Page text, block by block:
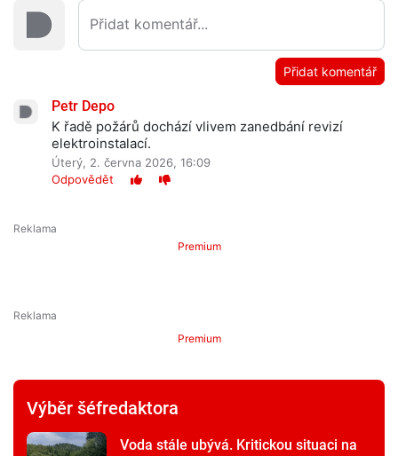
Přidat komentář
Petr Depo
K řadě požárů dochází vlivem zanedbání revizí
elektroinstalací.
Úterý, 2. června 2026, 16:09
Odpovědět
Premium
Premium
Výběr šéfredaktora
Voda stále ubývá. Kritickou situaci na